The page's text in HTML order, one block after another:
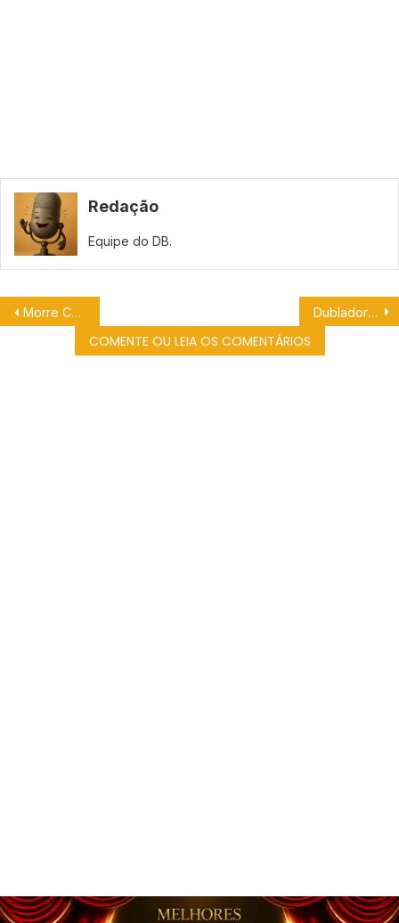
Redação
Equipe do DB.
Morre Carlos Marques, a voz brasileira do Garfield e Homem Aranha. Dubladora Iara Riça entra em coma após aneurisma.
COMENTE OU LEIA OS COMENTÁRIOS